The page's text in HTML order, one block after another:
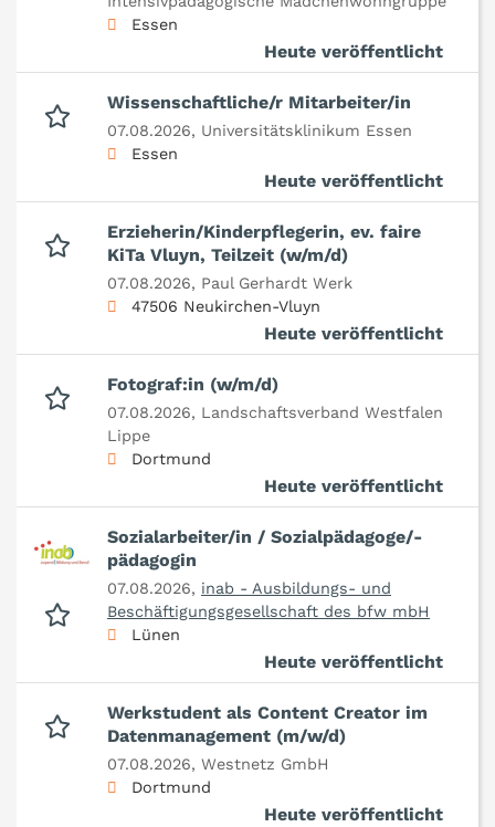
Essen
Heute veröffentlicht
Wissenschaftliche/r Mitarbeiter/in
07.08.2026, Universitätsklinikum Essen
Essen
Heute veröffentlicht
Erzieherin/Kinderpflegerin, ev. faire
KiTa Vluyn, Teilzeit (w/m/d)
07.08.2026, Paul Gerhardt Werk
47506 Neukirchen-Vluyn
Heute veröffentlicht
Fotograf:in (w/m/d)
07.08.2026, Landschaftsverband Westfalen
Lippe
Dortmund
Heute veröffentlicht
Sozialarbeiter/in / Sozialpädagoge/-
pädagogin
07.08.2026, inab - Ausbildungs- und
Beschäftigungsgesellschaft des bfw mbH
Lünen
Heute veröffentlicht
Werkstudent als Content Creator im
Datenmanagement (m/w/d)
07.08.2026, Westnetz GmbH
Dortmund
Heute veröffentlicht